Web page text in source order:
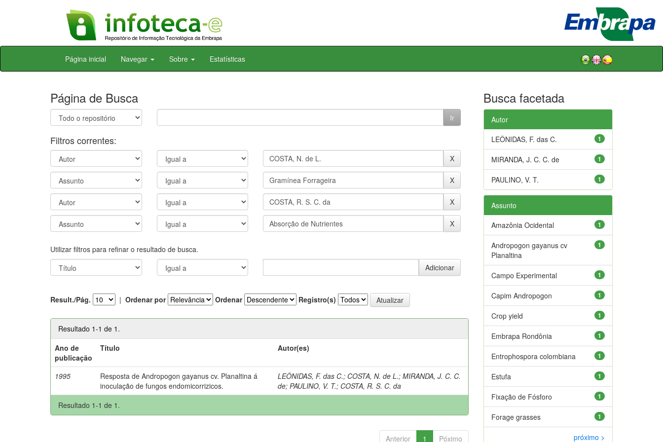
Skip
Página inicial Navegar Sobre Estatísticas
Página de Busca
Filtros correntes:
Utilizar filtros para refinar o resultado de busca.
Result./Pág. | Ordenar por Ordenar Registro(s)
Resultado 1-1 de 1.
Ano de
publicação
Título Autor(es)
1995
Resposta de Andropogon gayanus cv. Planaltina á
inoculação de fungos endomicorrizicos.
LEÔNIDAS, F. das C.; COSTA, N. de L.;MIRANDA, J. C. C.
de;PAULINO, V. T.; COSTA, R. S. C. da
Resultado 1-1 de 1.
Anterior 1 Póximo
Busca facetada
Autor
1
LEÔNIDAS, F. das C.
1
MIRANDA, J. C. C. de
1
PAULINO, V. T.
Assunto
1
Amazônia Ocidental
1
Andropogon gayanus cv
Planaltina
1
Campo Experimental
1
Capim Andropogon
1
Crop yield
1
Embrapa Rondônia
1
Entrophospora colombiana
1
Estufa
1
Fixação de Fósforo
1
Forage grasses
próximo >